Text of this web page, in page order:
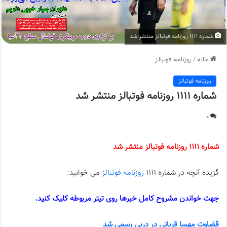
شماره 1111 روزنامه فوتبالز منتشر شد
خانه/روزنامه فوتبالز
روزنامه فوتبالز
شماره 1111 روزنامه فوتبالز منتشر شد
0
شماره 1111 روزنامه فوتبالز منتشر شد
گزیده آنچه در شماره 1111 روزنامه فوتبالز می خوانید:
جهت خواندن مشروح کامل خبرها روی تیتر مربوطه کلیک کنید.